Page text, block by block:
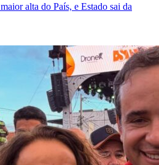
alta do País, e Estado sai da